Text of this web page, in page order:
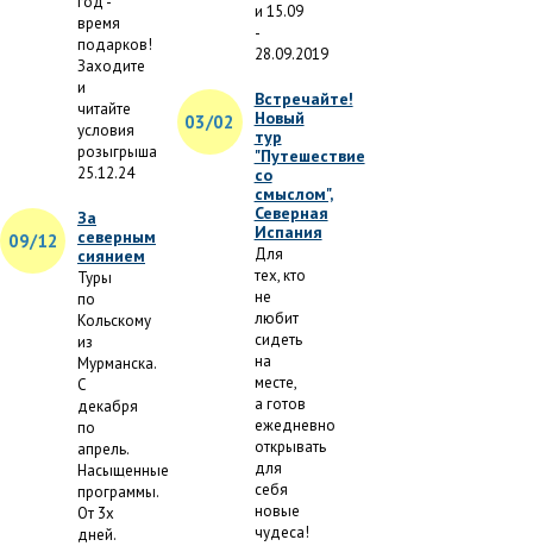
время
подарков!
Заходите
и
читайте
условия
розыгрыша
25.12.24
09/12
За
северным
сиянием
Туры
по
Кольскому
из
Мурманска.
С
декабря
по
апрель.
Насыщенные
программы.
От 3х
дней.
и 15.09
-
28.09.2019
03/02
Встречайте!
Новый
тур
"Путешествие
со
смыслом",
Северная
Испания
Для
тех, кто
не
любит
сидеть
на
месте,
а готов
ежедневно
открывать
для
себя
новые
чудеса!